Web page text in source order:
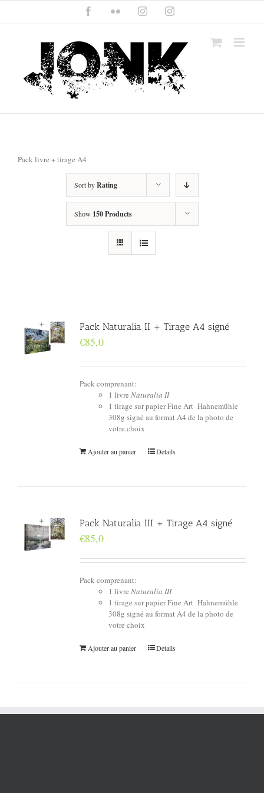
content
FacebookFlickr InstagramInstagram
Pack livre + tirage A4
Sort byRating
Show 150 Products
Pack Naturalia II + Tirage A4 signé
€85,0
Pack comprenant:
1 livre Naturalia II
1 tirage sur papier Fine Art Hahnemühle
308g signé au format A4 de la photo de
votre choix
Ajouter au panier Details
Pack Naturalia III + Tirage A4 signé
€85,0
Pack comprenant:
1 livre Naturalia III
1 tirage sur papier Fine Art Hahnemühle
308g signé au format A4 de la photo de
votre choix
Ajouter au panier Details